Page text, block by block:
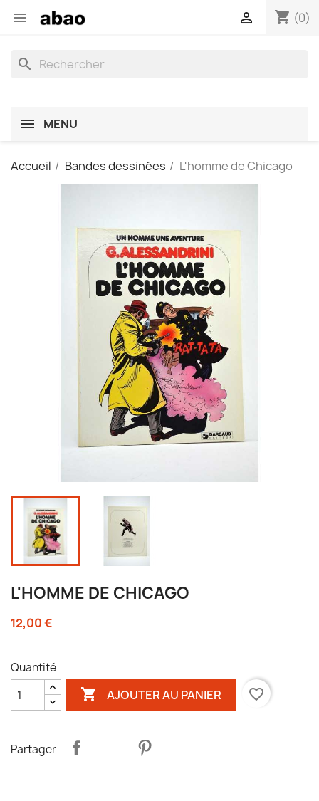
 shopping_cart (0)

search
MENU
Accueil Bandes dessinées L'homme de Chicago
L'HOMME DE CHICAGO
12,00 €
Quantité
 AJOUTER AU PANIER favorite_border
Partager